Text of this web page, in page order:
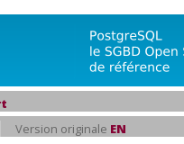
Version originale EN